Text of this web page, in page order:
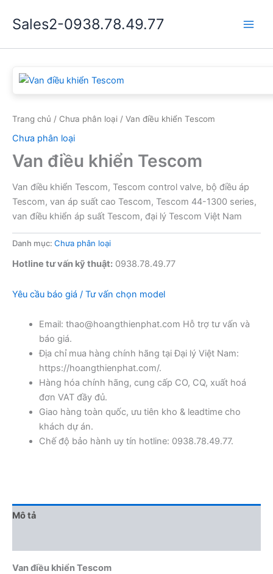
dung
Sales2-0938.78.49.77
Trang chủ / Chưa phân loại / Van điều khiển Tescom
Chưa phân loại
Van điều khiển Tescom
Van điều khiển Tescom, Tescom control valve, bộ điều áp
Tescom, van áp suất cao Tescom, Tescom 44-1300 series,
van điều khiển áp suất Tescom, đại lý Tescom Việt Nam
Danh mục: Chưa phân loại
Hotline tư vấn kỹ thuật: 0938.78.49.77
Yêu cầu báo giá / Tư vấn chọn model
Email: thao@hoangthienphat.com Hỗ trợ tư vấn và
báo giá.
Địa chỉ mua hàng chính hãng tại Đại lý Việt Nam:
https://hoangthienphat.com/.
Hàng hóa chính hãng, cung cấp CO, CQ, xuất hoá
đơn VAT đầy đủ.
Giao hàng toàn quốc, ưu tiên kho & leadtime cho
khách dự án.
Chế độ bảo hành uy tín hotline: 0938.78.49.77.
Mô tả
Van điều khiển Tescom